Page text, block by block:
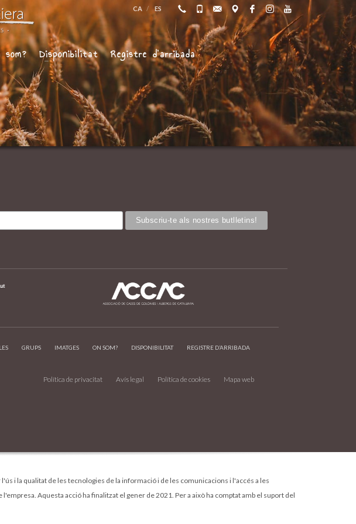
CA ES
som? Disponibilitat Registre d’arribada
GRUPS IMATGES ON SOM? DISPONIBILITAT REGISTRE D’ARRIBADA
Política de privacitat Avís legal Política de cookies Mapa web
i la qualitat de les tecnologies de la informació i de les comunicacions i l'accés a les
Aquesta acció ha finalitzat el gener de 2021. Per a això ha comptat amb el suport del